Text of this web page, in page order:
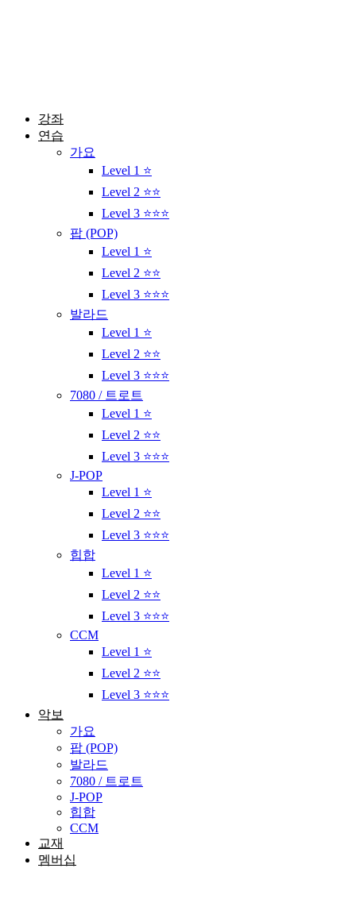
강좌
연습
가요
Level 1 ⭐
Level 2 ⭐⭐
Level 3 ⭐⭐⭐
팝 (POP)
Level 1 ⭐
Level 2 ⭐⭐
Level 3 ⭐⭐⭐
발라드
Level 1 ⭐
Level 2 ⭐⭐
Level 3 ⭐⭐⭐
7080 / 트로트
Level 1 ⭐
Level 2 ⭐⭐
Level 3 ⭐⭐⭐
J-POP
Level 1 ⭐
Level 2 ⭐⭐
Level 3 ⭐⭐⭐
힙합
Level 1 ⭐
Level 2 ⭐⭐
Level 3 ⭐⭐⭐
CCM
Level 1 ⭐
Level 2 ⭐⭐
Level 3 ⭐⭐⭐
악보
가요
팝 (POP)
발라드
7080 / 트로트
J-POP
힙합
CCM
교재
멤버십